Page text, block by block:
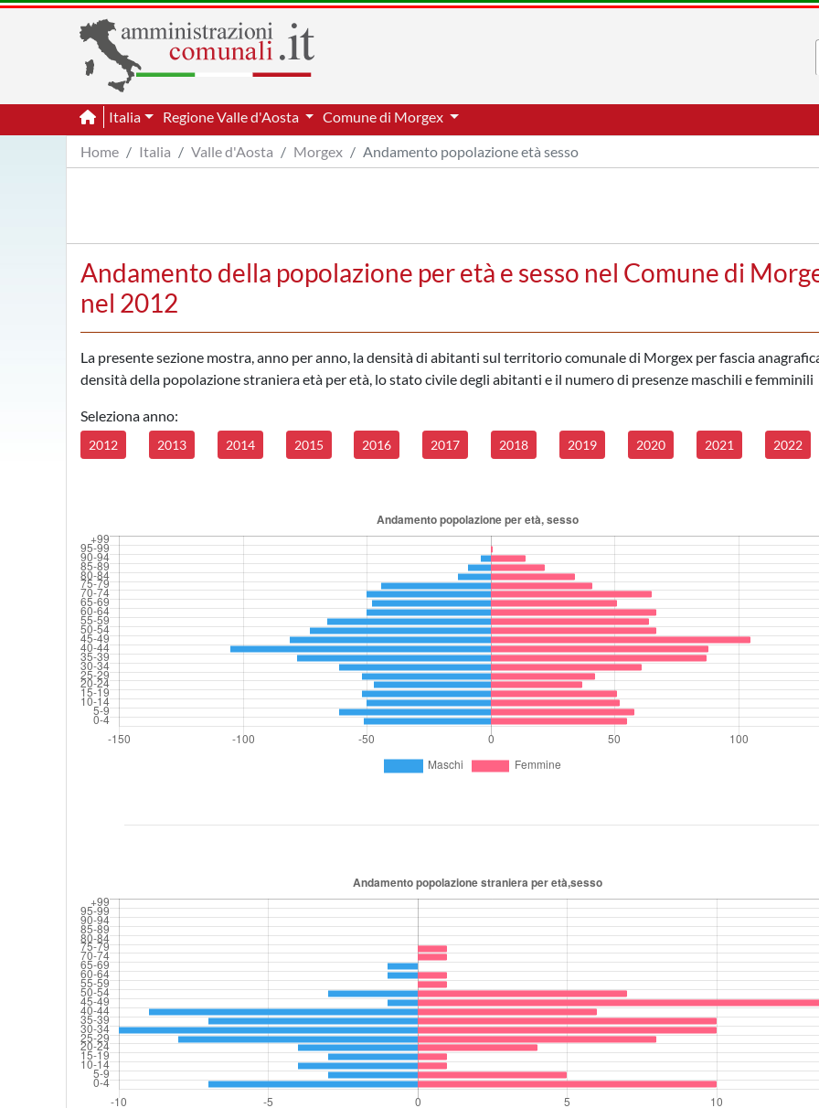
Italia Regione Valle d'Aosta
Comune di Morgex
Home
Italia Valle d'Aosta Morgex Andamento popolazione età sesso
Andamento della popolazione per età e sesso nel Comune di
nel 2012
La presente sezione mostra, anno per anno, la densità di abitanti sul territorio comunale di Morgex per fascia
densità della popolazione straniera età per età, lo stato civile degli abitanti e il numero di presenze maschili e femminili
Seleziona anno:
2012 2013 2014 2015 2016 2017 2018 2019 2020 2021 2022